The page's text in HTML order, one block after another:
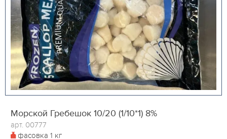
Морской Гребешок 10/20 (1/10*1) 8%
арт. 00777
фасовка 1 кг